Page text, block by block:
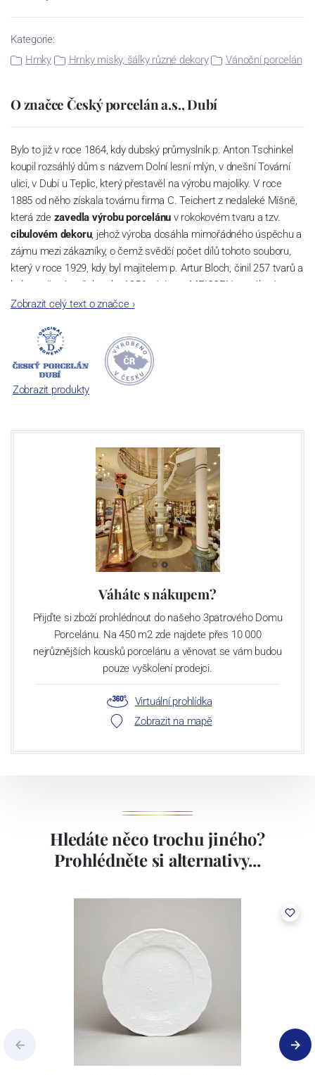
Kategorie:
Hrnky
Hrnky misky, šálky různé dekory Vánoční porcelán
O značce Český porcelán a.s., Dubí
Bylo to již v roce 1864, kdy dubský průmyslník p. Anton Tschinkel
koupil rozsáhlý dům s názvem Dolní lesní mlýn, v dnešní Tovární
ulici, v Dubí u Teplic, který přestavěl na výrobu majoliky. V roce
1885 od něho získala továrnu firma C. Teichert z nedaleké Míšně,
která zdezavedla výrobu porcelánu v rokokovém tvaru a tzv.
cibulovém dekoru, jehož výroba dosáhla mimořádného úspěchu a
zájmu mezi zákazníky, o čemž svědčí počet dílů tohoto souboru,
který v roce 1929, kdy byl majitelem p. Artur Bloch, činil 257 tvarů a
byl označován až do roku 1956 nápisem MEISSEN v oválovém
rámečku.
Dnes, kdy čtete tento úvod, nese firma název
počet jeho dílů v cibulovém provedení je 850 tvarů. Tyto výrobky
jsou garantovány Asociací sklářského a keramického průmyslu
České republiky jako „
Český výrobek
Zobrazit celý text o značce›
Zobrazit produkty
Váháte s nákupem?
Přijďte si zboží prohlédnout do našeho 3patrového Domu
Porcelánu. Na 450 m2 zde najdete přes 10 000
nejrůznějších kousků porcelánu a věnovat se vám budou
pouze vyškolení prodejci.
Virtuální prohlídka
Zobrazit na mapě
Hledáte něco trochu jiného?
Prohlédněte si alternativy...